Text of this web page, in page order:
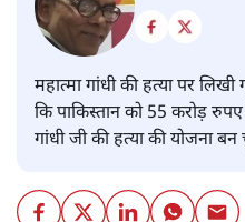
महात्मा गांधी की हत्या पर
कि पाकिस्तान को 55 करोड़
गांधी जी की हत्या की योजना